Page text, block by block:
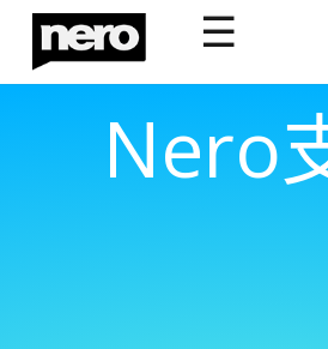
☰
Nero